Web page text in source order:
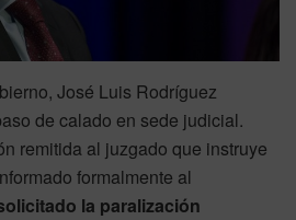
José Luis Rodríguez
de calado en sede judicial.
remitida al juzgado que instruye
formalmente al
la paralización